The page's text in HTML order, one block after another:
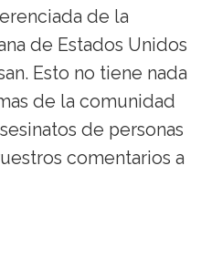
de la
de Estados Unidos
Esto no tiene nada
de la comunidad
de personas
comentarios a